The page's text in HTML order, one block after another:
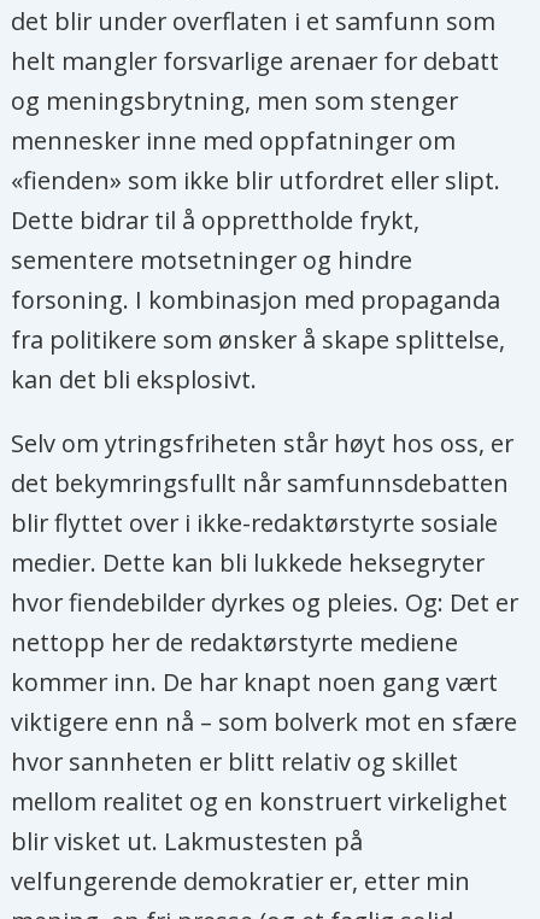
det blir under overflaten i et samfunn som
helt mangler forsvarlige arenaer for debatt
og meningsbrytning, men som stenger
mennesker inne med oppfatninger om
«fienden» som ikke blir utfordret eller slipt.
Dette bidrar til å opprettholde frykt,
sementere motsetninger og hindre
forsoning. I kombinasjon med propaganda
fra politikere som ønsker å skape splittelse,
kan det bli eksplosivt.
Selv om ytringsfriheten står høyt hos oss, er
det bekymringsfullt når samfunnsdebatten
blir flyttet over i ikke-redaktørstyrte sosiale
medier. Dette kan bli lukkede heksegryter
hvor fiendebilder dyrkes og pleies. Og: Det er
nettopp her de redaktørstyrte mediene
kommer inn. De har knapt noen gang vært
viktigere enn nå – som bolverk mot en sfære
hvor sannheten er blitt relativ og skillet
mellom realitet og en konstruert virkelighet
blir visket ut. Lakmustesten på
velfungerende demokratier er, etter min